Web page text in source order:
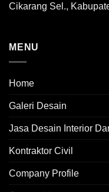
Cikarang Sel.,
MENU
Home
Galeri Desain
Jasa Desain Interior
Kontraktor Civil
Company Profile